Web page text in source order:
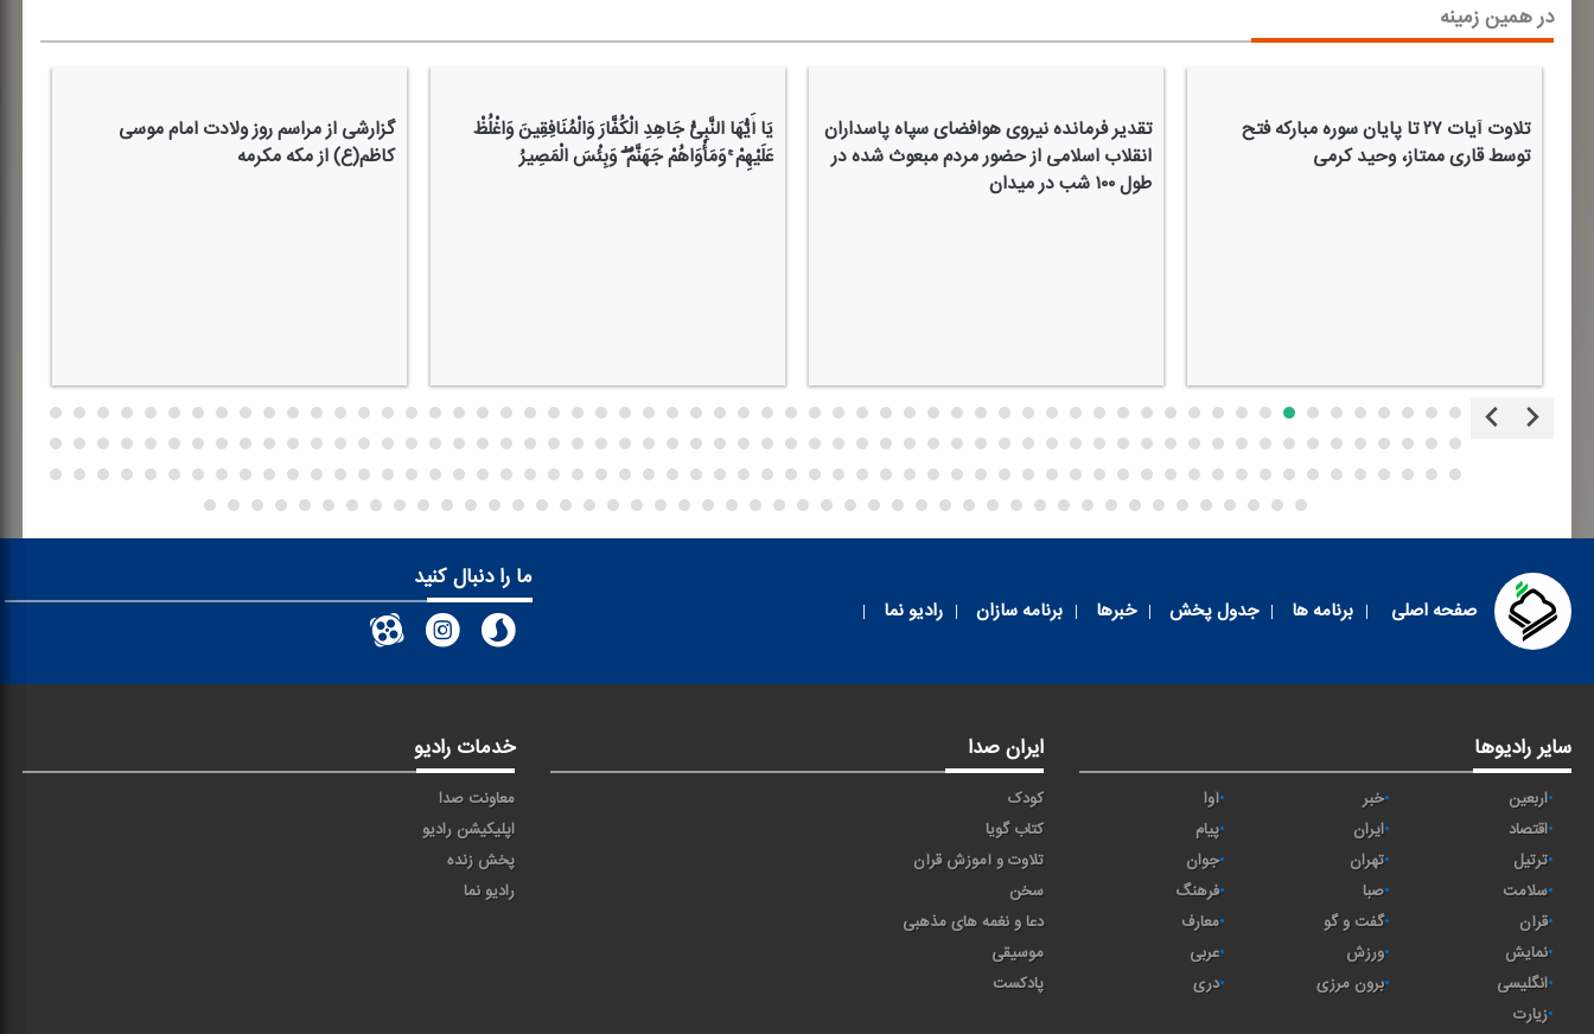
در همین زمینه
تلاوت آیات ۲۷ تا پایان سوره مباركه فتح
توسط قاری ممتاز، وحید كرمی
تقدیر فرمانده نیروی هوافضای سپاه پاسداران
انقلاب اسلامی از حضور مردم مبعوث شده در
طول ۱۰۰ شب در میدان
یَا أَیُّهَا النَّبِیُّ جَاهِدِ الْكُفَّارَ وَالْمُنَافِقِینَ وَاغْلُظْ
عَلَیْهِمْ ۚ وَمَأْوَاهُمْ جَهَنَّمُ ۖ وَبِئْسَ الْمَصِیرُ
گزارشی از مراسم روز ولادت امام موسی
كاظم(ع) از مكه مكرمه
صفحه اصلی برنامه ها جدول پخش خبرها برنامه سازان رادیو نما
ما را دنبال کنید
سایر رادیوها
اربعین خبر
آوا
اقتصاد
ايران
پیام
ترتیل
تهران
جوان
سلامت
صبا
فرهنگ
قرآن
گفت و گو
معارف
نمایش
ورزش
عربی
انگلیسی
برون مرزی
دری
زیارت
ایران صدا
کودک
کتاب گویا
تلاوت و آموزش قرآن
سخن
دعا و نغمه های مذهبی
موسیقی
پادکست
خدمات رادیو
معاونت صدا
اپلیکیشن رادیو
پخش زنده
رادیو نما